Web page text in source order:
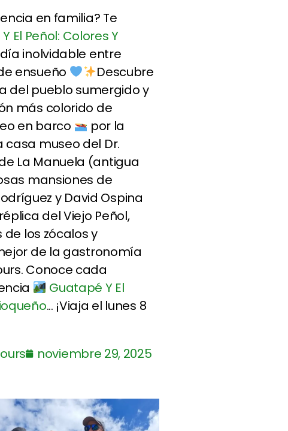
en familia? Te
El Peñol: Colores Y
día inolvidable entre
ensueño
Descubre
del pueblo sumergido y
más colorido de
en barco
por la
museo del Dr.
La Manuela (antigua
mansiones de
y David Ospina
del Viejo Peñol,
los zócalos y
de la gastronomía
Conoce cada
Guatapé Y El
... ¡Viaja el lunes 8
noviembre 29, 2025